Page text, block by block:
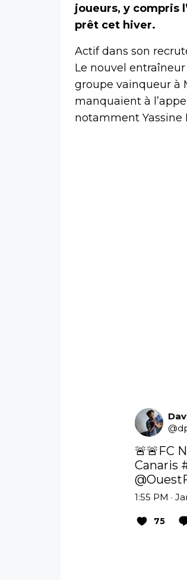
joueurs, y compris
prêt cet hiver.
Actif dans son
Le nouvel
groupe vainqueur à
manquaient à
notamment Yassine
@
🚨🚨FC
Canaris
1:55 PM ·
75